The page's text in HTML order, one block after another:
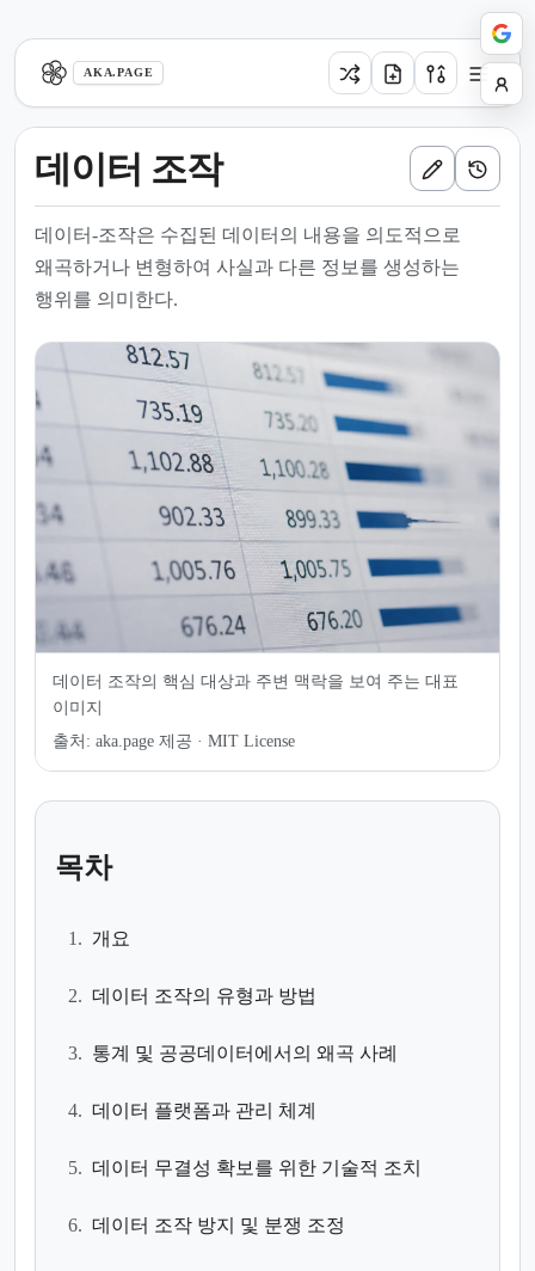
AKA.PAGE
데이터 조작
데이터-조작은 수집된 데이터의 내용을 의도적으로
왜곡하거나 변형하여 사실과 다른 정보를 생성하는
행위를 의미한다.
데이터 조작의 핵심 대상과 주변 맥락을 보여 주는 대표
이미지
출처: aka.page 제공 · MIT License
목차
1. 개요
2. 데이터 조작의 유형과 방법
3. 통계 및 공공데이터에서의 왜곡 사례
4. 데이터 플랫폼과 관리 체계
5. 데이터 무결성 확보를 위한 기술적 조치
6. 데이터 조작 방지 및 분쟁 조정